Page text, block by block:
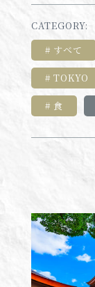
CATEGORY:
すべて
TOKYO
食